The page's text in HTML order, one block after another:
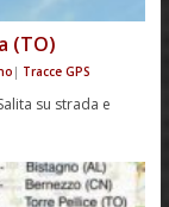
(TO)
| Tracce GPS
su strada e